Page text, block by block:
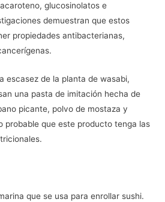
glucosinolatos e
demuestran que estos
propiedades antibacterianas,
escasez de la planta de wasabi,
una pasta de imitación hecha de
picante, polvo de mostaza y
probable que este producto tenga las
que se usa para enrollar sushi.